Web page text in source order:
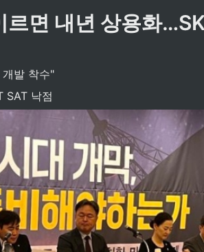
면 내년 상용화
발 착수"
SAT 낙점